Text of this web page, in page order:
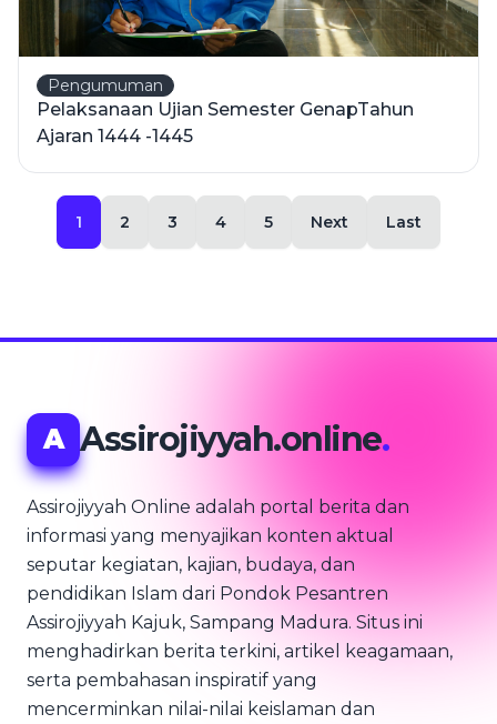
Pengumuman
Pelaksanaan Ujian Semester GenapTahun
Ajaran 1444 -1445
1 2 3 4 5 Next Last
A Assirojiyyah.online.
Assirojiyyah Online adalah portal berita dan
informasi yang menyajikan konten aktual
seputar kegiatan, kajian, budaya, dan
pendidikan Islam dari Pondok Pesantren
Assirojiyyah Kajuk, Sampang Madura. Situs ini
menghadirkan berita terkini, artikel keagamaan,
serta pembahasan inspiratif yang
mencerminkan nilai-nilai keislaman dan